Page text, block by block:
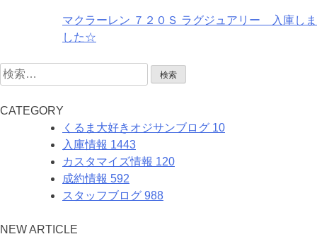
マクラーレン ７２０Ｓ ラグジュアリー 入庫しま
した☆
検
索:
CATEGORY
くるま大好きオジサンブログ 10
入庫情報 1443
カスタマイズ情報 120
成約情報 592
スタッフブログ 988
N EWARTICLE